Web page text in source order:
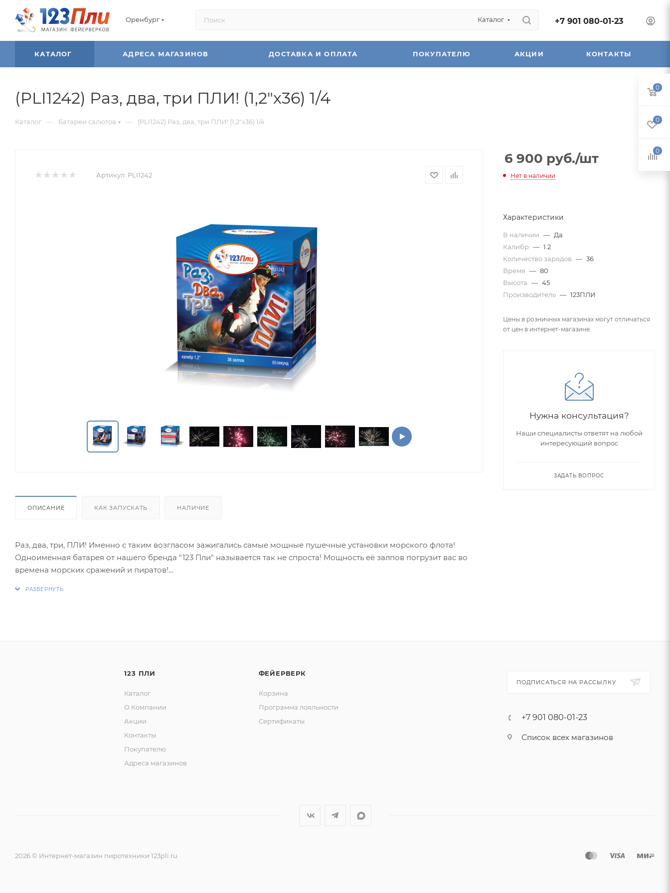
Оренбург Каталог +7 901 080-01-23
КАТАЛОГ АДРЕСА МАГАЗИНОВ ДОСТАВКА И ОПЛАТА ПОКУПАТЕЛЮ АКЦИИ КОНТАКТЫ
(PLI1242) Раз, два, три ПЛИ! (1,2"х36) 1/4
Каталог — Батареи салютов — (PLI1242) Раз, два, три ПЛИ! (1,2"х36) 1/4
Артикул: PLI1242
ОПИСАНИЕ КАК ЗАПУСКАТЬ НАЛИЧИЕ
Раз, два, три, ПЛИ! Именно с таким возгласом зажигались самые мощные пушечные установки морского флота!
Одноименная батарея от нашего бренда "123 Пли" называется так не спроста! Мощность её залпов погрузит вас во
времена морских сражений и пиратов!
4. Золотая пальма с зеленым мерцанием.
6. Золотая хризантема с трещащим жемчугом.
6 900 руб./шт
Нет в наличии
Характеристики
В наличии — Да
Калибр — 1.2
Количество зарядов — 36
Время — 80
Высота — 45
Производитель — 123ПЛИ
Цены в розничных магазинах могут отличаться
от цен в интернет-магазине.
Нужна консультация?
Наши специалисты ответят на любой
интересующий вопрос
ЗАДАТЬ ВОПРОС
123 ПЛИ
Каталог
О Компании
Акции
Контакты
Покупателю
Адреса магазинов
ФЕЙЕРВЕРК
Корзина
Программа лояльности
Сертификаты
ПОДПИСАТЬСЯ НА РАССЫЛКУ
+7 901 080-01-23
Список всех магазинов
2026 © Интернет-магазин пиротехники 123pli.ru
0
0
0